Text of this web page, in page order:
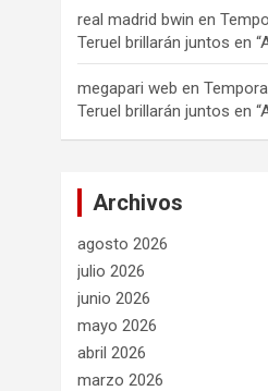
real madrid bwin en
Teruel brillarán juntos en
megapari web en
Teruel brillarán juntos en
Archivos
agosto 2026
julio 2026
junio 2026
mayo 2026
abril 2026
marzo 2026